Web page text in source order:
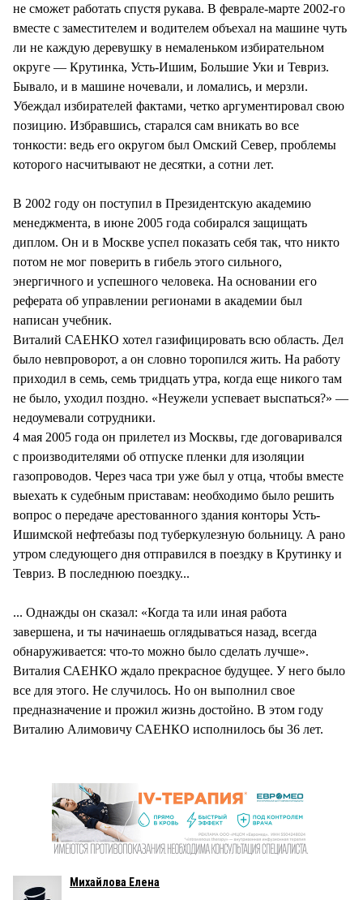
не сможет работать спустя рукава. В феврале-марте 2002-го
вместе с заместителем и водителем объехал на машине чуть
ли не каждую деревушку в немаленьком избирательном
округе — Крутинка, Усть-Ишим, Большие Уки и Тевриз.
Бывало, и в машине ночевали, и ломались, и мерзли.
Убеждал избирателей фактами, четко аргументировал свою
позицию. Избравшись, старался сам вникать во все
тонкости: ведь его округом был Омский Север, проблемы
которого насчитывают не десятки, а сотни лет.
В 2002 году он поступил в Президентскую академию
менеджмента, в июне 2005 года собирался защищать
диплом. Он и в Москве успел показать себя так, что никто
потом не мог поверить в гибель этого сильного,
энергичного и успешного человека. На основании его
реферата об управлении регионами в академии был
написан учебник.
Виталий САЕНКО хотел газифицировать всю область. Дел
было невпроворот, а он словно торопился жить. На работу
приходил в семь, семь тридцать утра, когда еще никого там
не было, уходил поздно. «Неужели успевает выспаться?» —
недоумевали сотрудники.
4 мая 2005 года он прилетел из Москвы, где договаривался
с производителями об отпуске пленки для изоляции
газопроводов. Через часа три уже был у отца, чтобы вместе
выехать к судебным приставам: необходимо было решить
вопрос о передаче арестованного здания конторы Усть-
Ишимской нефтебазы под туберкулезную больницу. А рано
утром следующего дня отправился в поездку в Крутинку и
Тевриз. В последнюю поездку...
... Однажды он сказал: «Когда та или иная работа
завершена, и ты начинаешь оглядываться назад, всегда
обнаруживается: что-то можно было сделать лучше».
Виталия САЕНКО ждало прекрасное будущее. У него было
все для этого. Не случилось. Но он выполнил свое
предназначение и прожил жизнь достойно. В этом году
Виталию Алимовичу САЕНКО исполнилось бы 36 лет.
Михайлова Елена